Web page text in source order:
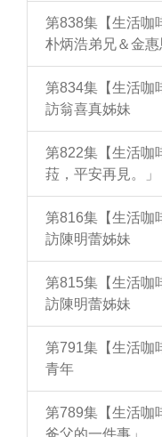
第838集【生活咖
朴炳浩弟兄＆金惠
第834集【生活咖
訪翁喜真姊妹
第822集【生活咖
菈，平安再見。」
第816集【生活咖
訪陳明蕾姊妹
第815集【生活咖
訪陳明蕾姊妹
第791集【生活咖
青年
第789集【生活咖
爸父的一件事」